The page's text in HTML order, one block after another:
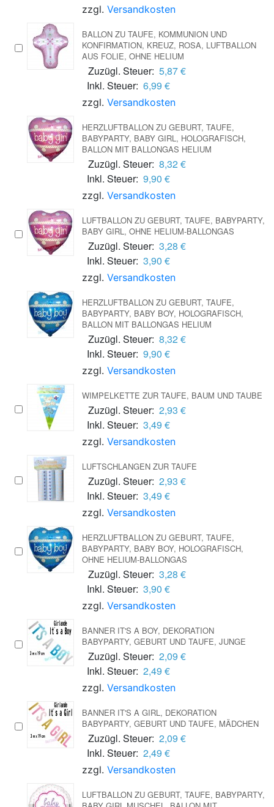
zzgl. Versandkosten
BALLON ZU TAUFE, KOMMUNION UND
KONFIRMATION, KREUZ, ROSA, LUFTBALLON
AUS FOLIE, OHNE HELIUM
Zuzügl. Steuer: 5,87 €
Inkl. Steuer: 6,99 €
zzgl. Versandkosten
HERZLUFTBALLON ZU GEBURT, TAUFE,
BABYPARTY, BABY GIRL, HOLOGRAFISCH,
BALLON MIT BALLONGAS HELIUM
Zuzügl. Steuer: 8,32 €
Inkl. Steuer: 9,90 €
zzgl. Versandkosten
LUFTBALLON ZU GEBURT, TAUFE, BABYPARTY,
BABY GIRL, OHNE HELIUM-BALLONGAS
Zuzügl. Steuer: 3,28 €
Inkl. Steuer: 3,90 €
zzgl. Versandkosten
HERZLUFTBALLON ZU GEBURT, TAUFE,
BABYPARTY, BABY BOY, HOLOGRAFISCH,
BALLON MIT BALLONGAS HELIUM
Zuzügl. Steuer: 8,32 €
Inkl. Steuer: 9,90 €
zzgl. Versandkosten
WIMPELKETTE ZUR TAUFE, BAUM UND TAUBE
Zuzügl. Steuer: 2,93 €
Inkl. Steuer: 3,49 €
zzgl. Versandkosten
LUFTSCHLANGEN ZUR TAUFE
Zuzügl. Steuer: 2,93 €
Inkl. Steuer: 3,49 €
zzgl. Versandkosten
HERZLUFTBALLON ZU GEBURT, TAUFE,
BABYPARTY, BABY BOY, HOLOGRAFISCH,
OHNE HELIUM-BALLONGAS
Zuzügl. Steuer: 3,28 €
Inkl. Steuer: 3,90 €
zzgl. Versandkosten
BANNER IT'S A BOY, DEKORATION
BABYPARTY, GEBURT UND TAUFE, JUNGE
Zuzügl. Steuer: 2,09 €
Inkl. Steuer: 2,49 €
zzgl. Versandkosten
BANNER IT'S A GIRL, DEKORATION
BABYPARTY, GEBURT UND TAUFE, MÄDCHEN
Zuzügl. Steuer: 2,09 €
Inkl. Steuer: 2,49 €
zzgl. Versandkosten
LUFTBALLON ZU GEBURT, TAUFE, BABYPARTY,